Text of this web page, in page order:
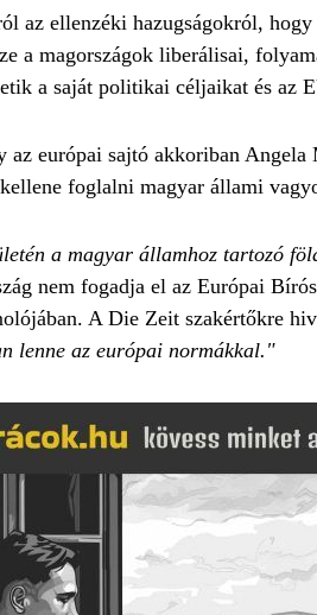
az ellenzéki hazugságokról,
a magországok liberálisai,
a saját politikai céljaikat és az
az európai sajtó akkoriban
foglalni magyar állami
a magyar államhoz tartozó
nem fogadja el az Európai
A Die Zeit szakértőkre
lenne az európai normákkal."